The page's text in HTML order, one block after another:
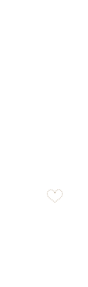
favorites